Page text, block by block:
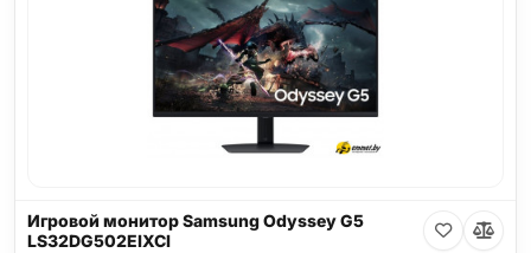
Игровой монитор Samsung Odyssey G5
LS32DG502EIXCI